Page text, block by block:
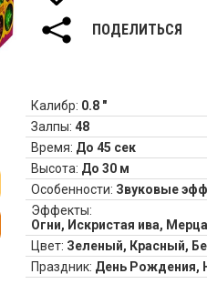
ПОДЕЛИТЬСЯ
Калибр: 0.8 "
Залпы: 48
Время: До 45 сек
Высота: До 30 м
Особенности: Звуковые
Эффекты:
Огни, Искристая ива,
Цвет: Зеленый, Красный,
Праздник: День Рождения,